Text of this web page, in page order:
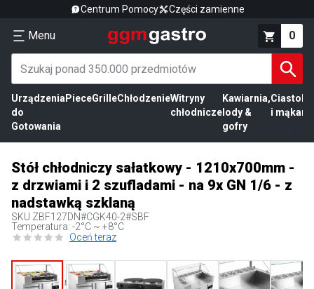
Centrum Pomocy Części zamienne
Menu 0
Urządzenia
do
Gotowania
PieceGrilleChłodzenieWitryny
chłodnicze
Kawiarnia,
lody &
gofry
Ciasto
i mąka
Stół chłodniczy sałatkowy - 1210x700mm -
z drzwiami i 2 szufladami - na 9x GN 1/6 - z
nadstawką szklaną
SKU ZBF127DN#CGK40-2#SBF
Temperatura: -2°C ~ +8°C
Oceń teraz